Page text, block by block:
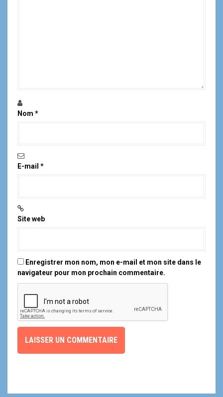
Nom *
E-mail *
Site web
Enregistrer mon nom, mon e-mail et mon site dans le
navigateur pour mon prochain commentaire.